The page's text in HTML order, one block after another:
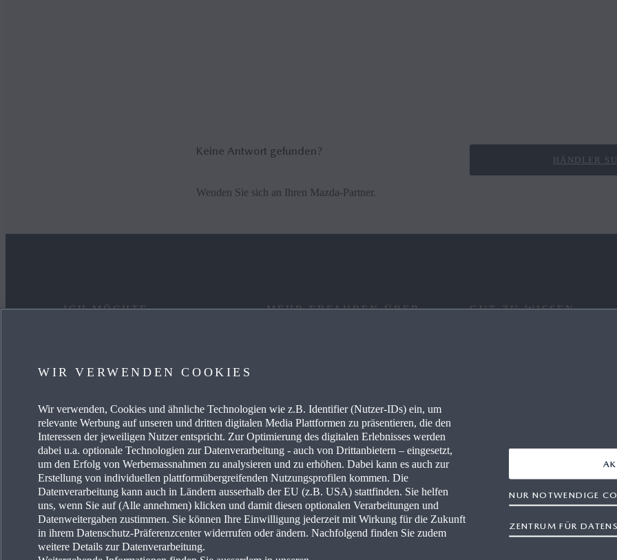
Keine Antwort gefunden?
Wenden Sie sich an Ihren Mazda-Partner.
HÄNDLER
ICH MÖCHTE
MEIN AUTO PFLEGEN
HÄNDLER SUCHEN
MEHR ERFAHREN ÜBER
AKTUELLES
MAZDA-PRESSEPORTAL
MAZDA-HÄNDLER WERDEN
FREIE WERKSTÄTTEN
GUT ZU WISSEN
WIR VERWENDEN COOKIES
Wir verwenden, Cookies und ähnliche Technologien wie z.B. Identifier (Nutzer-IDs) ein, um
relevante Werbung auf unseren und dritten digitalen Media Plattformen zu präsentieren, die den
Interessen der jeweiligen Nutzer entspricht. Zur Optimierung des digitalen Erlebnisses werden
dabei u.a. optionale Technologien zur Datenverarbeitung - auch von Drittanbietern – eingesetzt,
um den Erfolg von Werbemassnahmen zu analysieren und zu erhöhen. Dabei kann es auch zur
Erstellung von individuellen plattformübergreifenden Nutzungsprofilen kommen. Die
Datenverarbeitung kann auch in Ländern ausserhalb der EU (z.B. USA) stattfinden. Sie helfen
uns, wenn Sie auf (Alle annehmen) klicken und damit diesen optionalen Verarbeitungen und
Datenweitergaben zustimmen. Sie können Ihre Einwilligung jederzeit mit Wirkung für die Zukunft
in ihrem Datenschutz-Präferenzcenter widerrufen oder ändern. Nachfolgend finden Sie zudem
weitere Details zur Datenverarbeitung.
ZENTRUM FÜR
NUR NOTWENDIGE